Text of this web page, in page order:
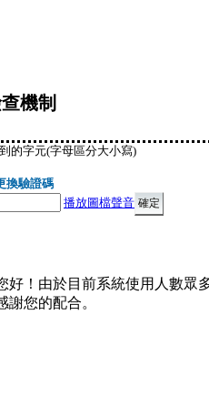
機制
的字元(字母區分大小寫)
換驗證碼
播放圖檔聲音
好！由於目前系統使用人數眾
謝您的配合。